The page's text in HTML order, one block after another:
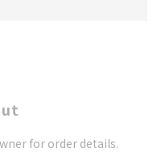
for order details.